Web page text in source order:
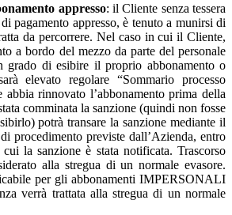
appresso: il Cliente senza tessera
pagamento appresso, è tenuto a munirsi di
da percorrere. Nel caso in cui il Cliente,
a bordo del mezzo da parte del personale
di esibire il proprio abbonamento o
elevato regolare “Sommario processo
rinnovato l’abbonamento prima della
comminata la sanzione (quindi non fosse
potrà transare la sanzione mediante il
procedimento previste dall’Azienda, entro
la sanzione è stata notificata. Trascorso
alla stregua di un normale evasore.
per gli abbonamenti IMPERSONALI
verrà trattata alla stregua di un normale